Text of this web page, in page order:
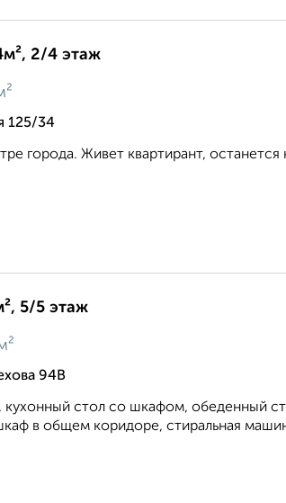
2/4 этаж
125/34
города. Живет квартирант, останется
5/5 этаж
94В
стол со шкафом, обеденный
в общем коридоре, стиральная